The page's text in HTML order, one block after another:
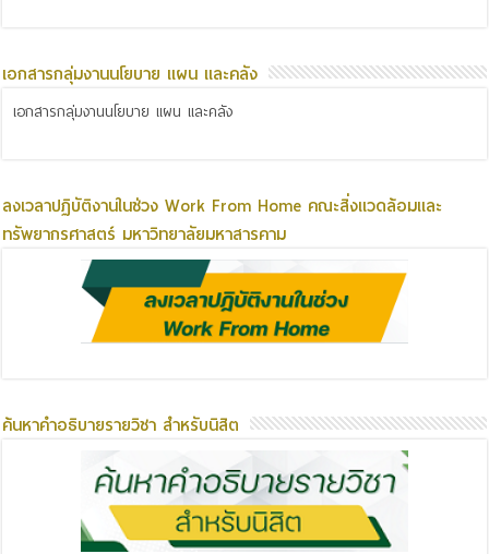
เอกสารกลุ่มงานนโยบาย แผน และคลัง
เอกสารกลุ่มงานนโยบาย แผน และคลัง
ลงเวลาปฏิบัติงานในช่วง Work From Home คณะสิ่งแวดล้อมและ
ทรัพยากรศาสตร์ มหาวิทยาลัยมหาสารคาม
ค้นหาคำอธิบายรายวิชา สำหรับนิสิต